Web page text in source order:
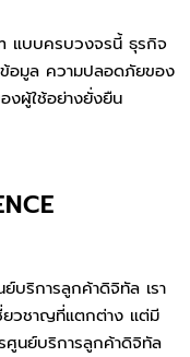
แบบครบวงจรนี้ ธุรกิจ
อมูล ความปลอดภัยของ
ผู้ใช้อย่างยั่งยืน
บริการลูกค้าดิจิทัล เรา
ยวชาญที่แตกต่าง แต่มี
ศูนย์บริการลูกค้าดิจิทัล